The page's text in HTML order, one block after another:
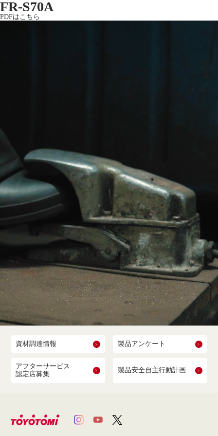
FR-S70A
PDFはこちら
資材調達情報 製品アンケート
アフターサービス
認定店募集
製品安全自主行動計画